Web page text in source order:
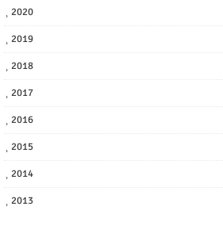
2020
2019
2018
2017
2016
2015
2014
2013